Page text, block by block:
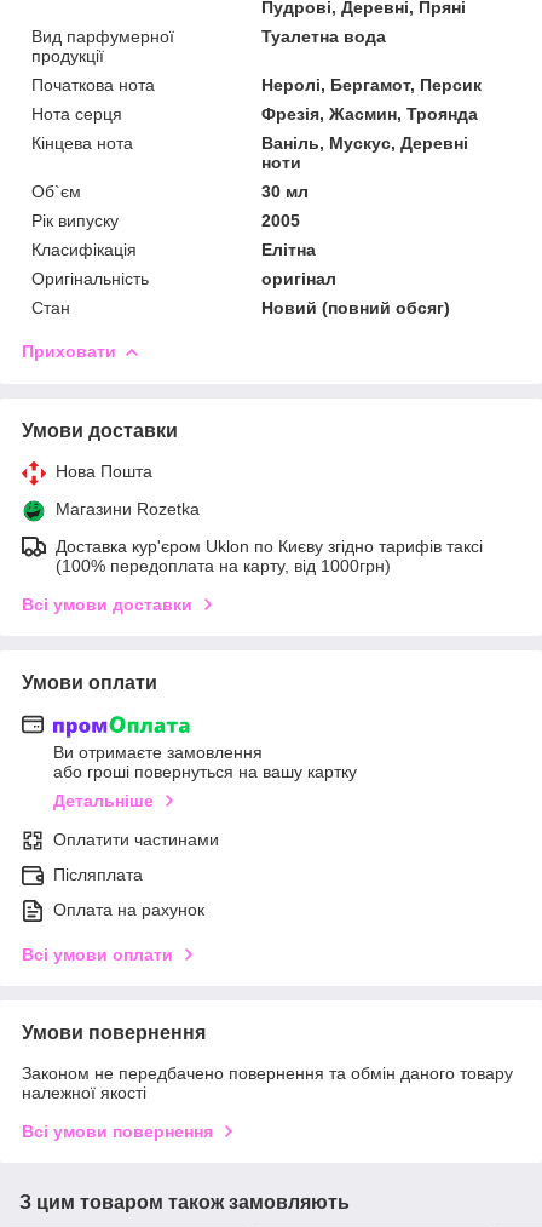
Пудрові, Деревні, Пряні
Вид парфумерної
продукції
Туалетна вода
Початкова нота
Неролі, Бергамот, Персик
Нота серця
Фрезія, Жасмин, Троянда
Кінцева нота
Ваніль, Мускус, Деревні
ноти
Об`єм
30 мл
Рік випуску
2005
Класифікація
Елітна
Оригінальність
оригінал
Стан
Новий (повний обсяг)
Приховати
Умови доставки
Нова Пошта
Магазини Rozetka
Доставка кур'єром Uklon по Києву згідно тарифів таксі
(100% передоплата на карту, від 1000грн)
Всі умови доставки
Умови оплати
Ви отримаєте замовлення
або гроші повернуться на вашу картку
Детальніше
Оплатити частинами
Післяплата
Оплата на рахунок
Всі умови оплати
Умови повернення
Законом не передбачено повернення та обмін даного товару
належної якості
Всі умови повернення
З цим товаром також замовляють